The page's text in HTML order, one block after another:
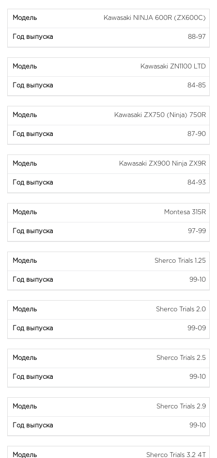
Kawasaki NINJA 600R (ZX600C)
88-97
Kawasaki ZN1100 LTD
84-85
Kawasaki ZX750 (Ninja) 750R
87-90
Kawasaki ZX900 Ninja ZX9R
84-93
Montesa 315R
97-99
Sherco Trials 1.25
99-10
Sherco Trials 2.0
99-09
Sherco Trials 2.5
99-10
Sherco Trials 2.9
99-10
Sherco Trials 3.2 4T